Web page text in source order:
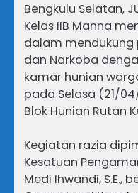
Bengkulu Selatan,
Kelas IIB Manna
dalam mendukung
dan Narkoba
kamar hunian
pada Selasa (21/
Blok Hunian Rutan
Kegiatan razia
Kesatuan
Medi Ihwandi, S.E.,